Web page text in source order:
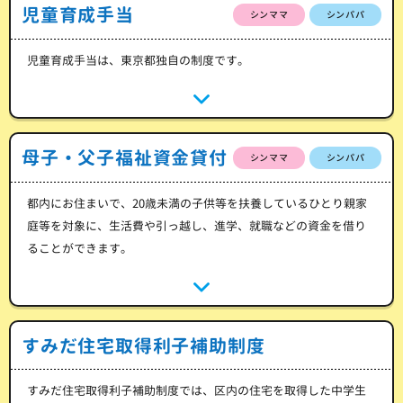
児童育成手当 シンママ シンパパ
児童育成手当は、東京都独自の制度です。
母子・父子福祉資金貸付 シンママ シンパパ
都内にお住まいで、20歳未満の子供等を扶養しているひとり親家
庭等を対象に、生活費や引っ越し、進学、就職などの資金を借り
ることができます。
すみだ住宅取得利子補助制度
すみだ住宅取得利子補助制度では、区内の住宅を取得した中学生